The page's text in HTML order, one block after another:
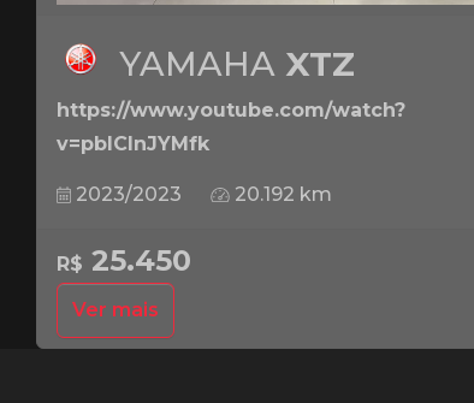
YAMAHA XTZ
https://www.youtube.com/watch?
v=pbICInJYMfk
2023/2023 20.192 km
R$ 25.450
Ver mais